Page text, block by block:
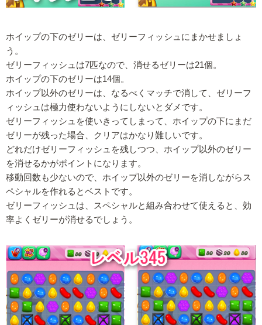
ホイップの下のゼリーは、ゼリーフィッシュにまかせましょ
う。
ゼリーフィッシュは7匹なので、消せるゼリーは21個。
ホイップの下のゼリーは14個。
ホイップ以外のゼリーは、なるべくマッチで消して、ゼリーフ
ィッシュは極力使わないようにしないとダメです。
ゼリーフィッシュを使いきってしまって、ホイップの下にまだ
ゼリーが残った場合、クリアはかなり難しいです。
どれだけゼリーフィッシュを残しつつ、ホイップ以外のゼリー
を消せるかがポイントになります。
移動回数も少ないので、ホイップ以外のゼリーを消しながらス
ペシャルを作れるとベストです。
ゼリーフィッシュは、スペシャルと組み合わせて使えると、効
率よくゼリーが消せるでしょう。